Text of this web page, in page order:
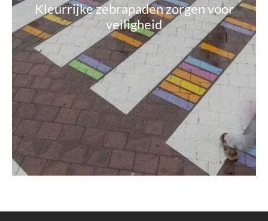
Kleurrijke zebrapaden zorgen voor
veiligheid